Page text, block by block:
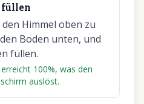
füllen
Himmel oben zu
Boden unten, und
füllen.
100%, was den
auslöst.